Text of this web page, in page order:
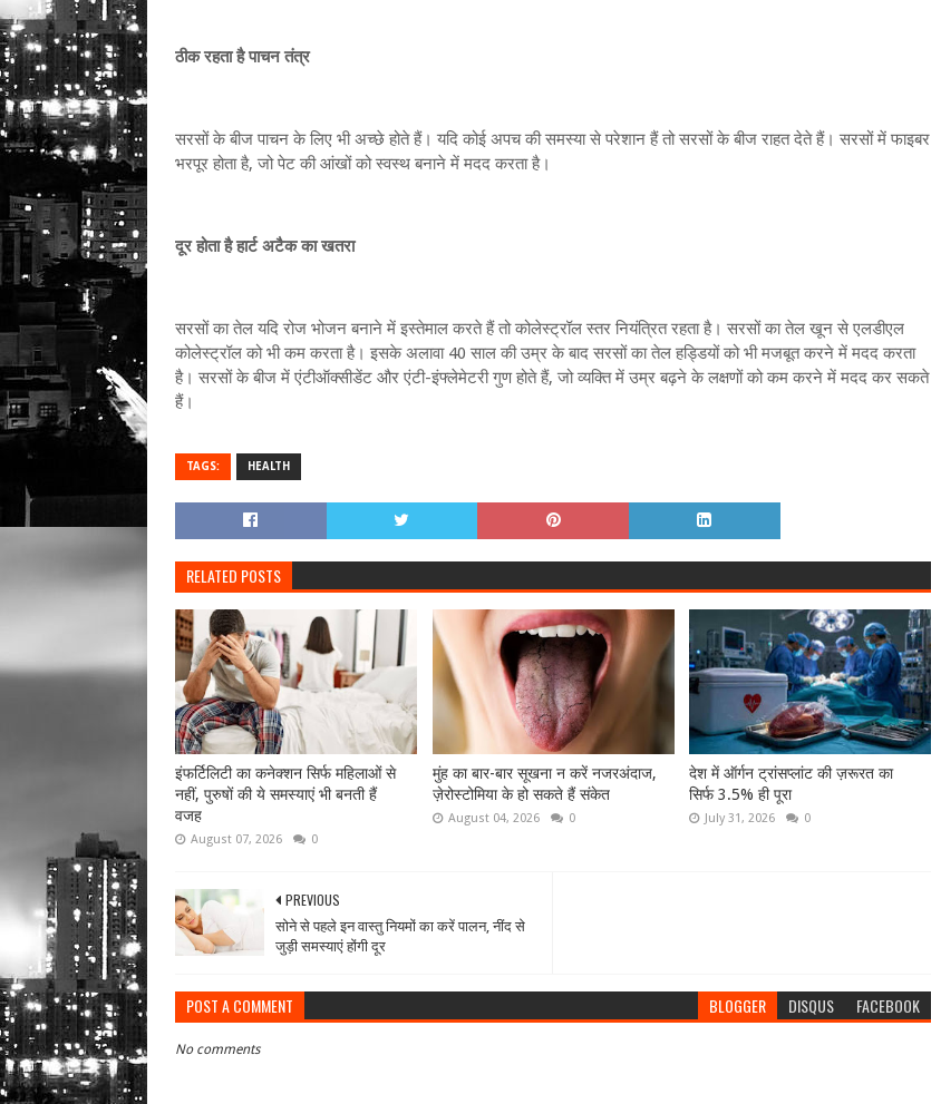
ठीक रहता है पाचन तंत्र
सरसों के बीज पाचन के लिए भी अच्छे होते हैं। यदि कोई अपच की समस्या से परेशान हैं तो सरसों के बीज राहत देते हैं। सरसों में फाइबर
भरपूर होता है, जो पेट की आंखों को स्वस्थ बनाने में मदद करता है।
दूर होता है हार्ट अटैक का खतरा
सरसों का तेल यदि रोज भोजन बनाने में इस्तेमाल करते हैं तो कोलेस्ट्रॉल स्तर नियंत्रित रहता है। सरसों का तेल खून से एलडीएल
कोलेस्ट्रॉल को भी कम करता है। इसके अलावा 40 साल की उम्र के बाद सरसों का तेल हड्डियों को भी मजबूत करने में मदद करता
है। सरसों के बीज में एंटीऑक्सीडेंट और एंटी-इंफ्लेमेटरी गुण होते हैं, जो व्यक्ति में उम्र बढ़ने के लक्षणों को कम करने में मदद कर सकते
हैं।
TAGS: HEALTH
RELATED POSTS
इंफर्टिलिटी का कनेक्शन सिर्फ महिलाओं से
नहीं, पुरुषों की ये समस्याएं भी बनती हैं
वजह
August 07, 2026 0
मुंह का बार-बार सूखना न करें नजरअंदाज,
ज़ेरोस्टोमिया के हो सकते हैं संकेत
August 04, 2026 0
देश में ऑर्गन ट्रांसप्लांट की ज़रूरत का
सिर्फ 3.5% ही पूरा
July 31, 2026 0
PREVIOUS
सोने से पहले इन वास्तु नियमों का करें पालन, नींद से
जुड़ी समस्याएं होंगी दूर
POST A COMMENT BLOGGER DISQUS FACEBOOK
No comments